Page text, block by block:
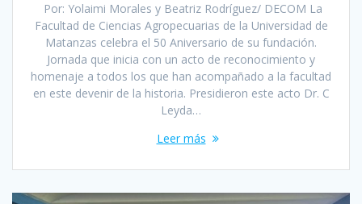
Por: Yolaimi Morales y Beatriz Rodríguez/ DECOM La
Facultad de Ciencias Agropecuarias de la Universidad de
Matanzas celebra el 50 Aniversario de su fundación.
Jornada que inicia con un acto de reconocimiento y
homenaje a todos los que han acompañado a la facultad
en este devenir de la historia. Presidieron este acto Dr. C
Leyda…
Leer más